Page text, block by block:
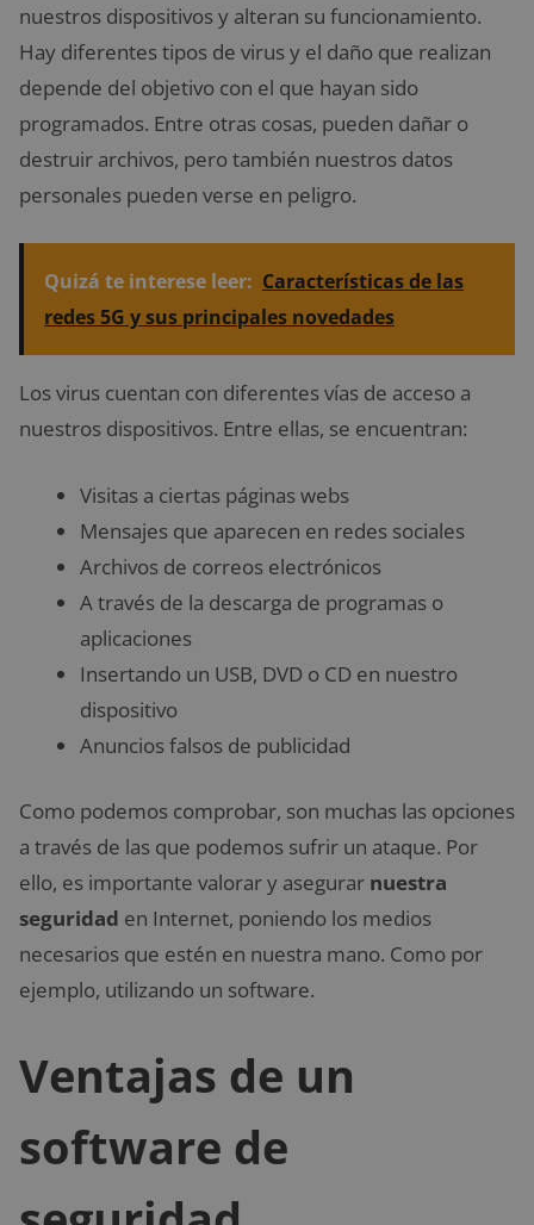
nuestros dispositivos y alteran su funcionamiento.
Hay diferentes tipos de virus y el daño que realizan
depende del objetivo con el que hayan sido
programados. Entre otras cosas, pueden dañar o
destruir archivos, pero también nuestros datos
personales pueden verse en peligro.
Quizá te interese leer: Características de las
redes 5G y sus principales novedades
Los virus cuentan con diferentes vías de acceso a
nuestros dispositivos. Entre ellas, se encuentran:
Visitas a ciertas páginas webs
Mensajes que aparecen en redes sociales
Archivos de correos electrónicos
A través de la descarga de programas o
aplicaciones
Insertando un USB, DVD o CD en nuestro
dispositivo
Anuncios falsos de publicidad
Como podemos comprobar, son muchas las opciones
a través de las que podemos sufrir un ataque. Por
ello, es importante valorar y asegurar nuestra
seguridad en Internet, poniendo los medios
necesarios que estén en nuestra mano. Como por
ejemplo, utilizando un software.
Ventajas de un
software de